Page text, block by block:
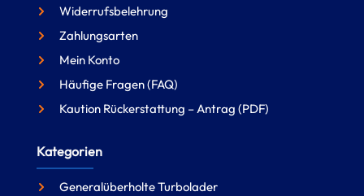
Widerrufsbelehrung
Zahlungsarten
Mein Konto
Häufige Fragen (FAQ)
Kaution Rückerstattung – Antrag (PDF)
Kategorien
Generalüberholte Turbolader